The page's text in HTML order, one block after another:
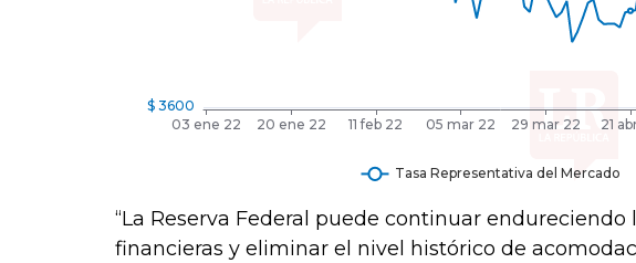
“La Reserva Federal puede continuar endureciendo
financieras y eliminar el nivel histórico de